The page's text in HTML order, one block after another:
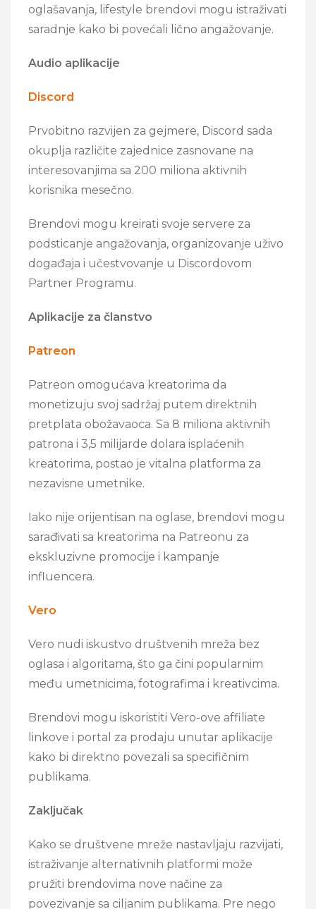
oglašavanja, lifestyle brendovi mogu istraživati
saradnje kako bi povećali lično angažovanje.
Audio aplikacije
Discord
Prvobitno razvijen za gejmere, Discord sada
okuplja različite zajednice zasnovane na
interesovanjima sa 200 miliona aktivnih
korisnika mesečno.
Brendovi mogu kreirati svoje servere za
podsticanje angažovanja, organizovanje uživo
događaja i učestvovanje u Discordovom
Partner Programu.
Aplikacije za članstvo
Patreon
Patreon omogućava kreatorima da
monetizuju svoj sadržaj putem direktnih
pretplata obožavaoca. Sa 8 miliona aktivnih
patrona i 3,5 milijarde dolara isplaćenih
kreatorima, postao je vitalna platforma za
nezavisne umetnike.
Iako nije orijentisan na oglase, brendovi mogu
sarađivati sa kreatorima na Patreonu za
ekskluzivne promocije i kampanje
influencera.
Vero
Vero nudi iskustvo društvenih mreža bez
oglasa i algoritama, što ga čini popularnim
među umetnicima, fotografima i kreativcima.
Brendovi mogu iskoristiti Vero-ove affiliate
linkove i portal za prodaju unutar aplikacije
kako bi direktno povezali sa specifičnim
publikama.
Zaključak
Kako se društvene mreže nastavljaju razvijati,
istraživanje alternativnih platformi može
pružiti brendovima nove načine za
povezivanje sa ciljanim publikama. Pre nego